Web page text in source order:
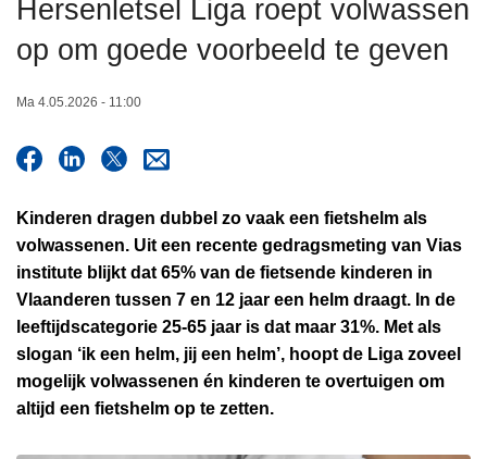
Hersenletsel Liga roept volwassen
op om goede voorbeeld te geven
Ma 4.05.2026 - 11:00
Kinderen dragen dubbel zo vaak een fietshelm als
volwassenen. Uit een recente gedragsmeting van Vias
institute blijkt dat 65% van de fietsende kinderen in
Vlaanderen tussen 7 en 12 jaar een helm draagt. In de
leeftijdscategorie 25-65 jaar is dat maar 31%. Met als
slogan ‘ik een helm, jij een helm’, hoopt de Liga zoveel
mogelijk volwassenen én kinderen te overtuigen om
altijd een fietshelm op te zetten.